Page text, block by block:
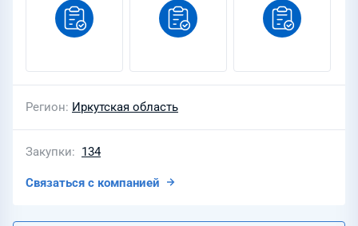
Регион Иркутская область
Закупки 134
Связаться с компанией